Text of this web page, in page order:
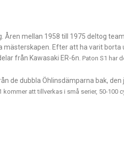
mellan 1958 till 1975 deltog
mästerskapen. Efter att ha varit borta
från Kawasaki ER-6n. Paton S1 har
de dubbla Öhlinsdämparna bak, den
kommer att tillverkas i små serier, 50-100